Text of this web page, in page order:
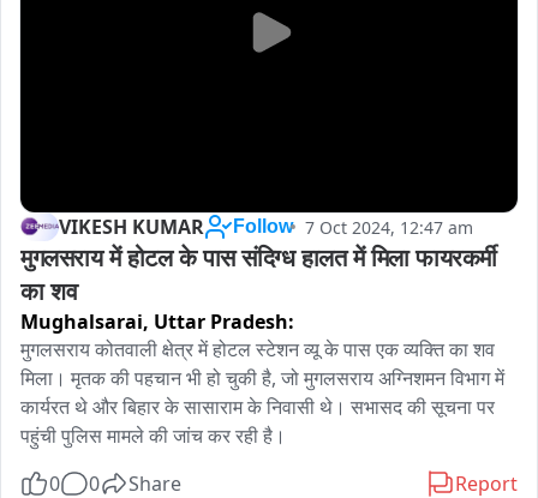
VIKESH KUMAR Follow 7 Oct 2024, 12:47 am
मुगलसराय में होटल के पास संदिग्ध हालत में मिला फायरकर्मी
का शव
Mughalsarai, Uttar Pradesh:
मुगलसराय कोतवाली क्षेत्र में होटल स्टेशन व्यू के पास एक व्यक्ति का शव
मिला। मृतक की पहचान भी हो चुकी है, जो मुगलसराय अग्निशमन विभाग में
कार्यरत थे और बिहार के सासाराम के निवासी थे। सभासद की सूचना पर
पहुंची पुलिस मामले की जांच कर रही है।
0
0 Share Report